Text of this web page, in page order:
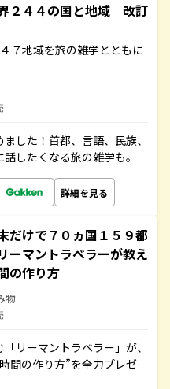
２４４の国と地域 改訂
７地域を旅の雑学とともに
した！首都、言語、民族、
したくなる旅の雑学も。
詳細を見る
だけで７０ヵ国１５９都
ーマントラベラーが教え
の作り方
物
リーマントラベラー」が、
間の作り方”を全力プレゼ